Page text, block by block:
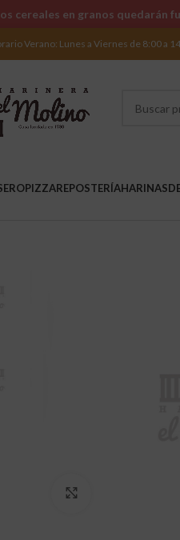
Verano: Lunes a Viernes de 8:00 a
PIZZAREPOSTERÍAHARINAS
cereales en granos quedarán